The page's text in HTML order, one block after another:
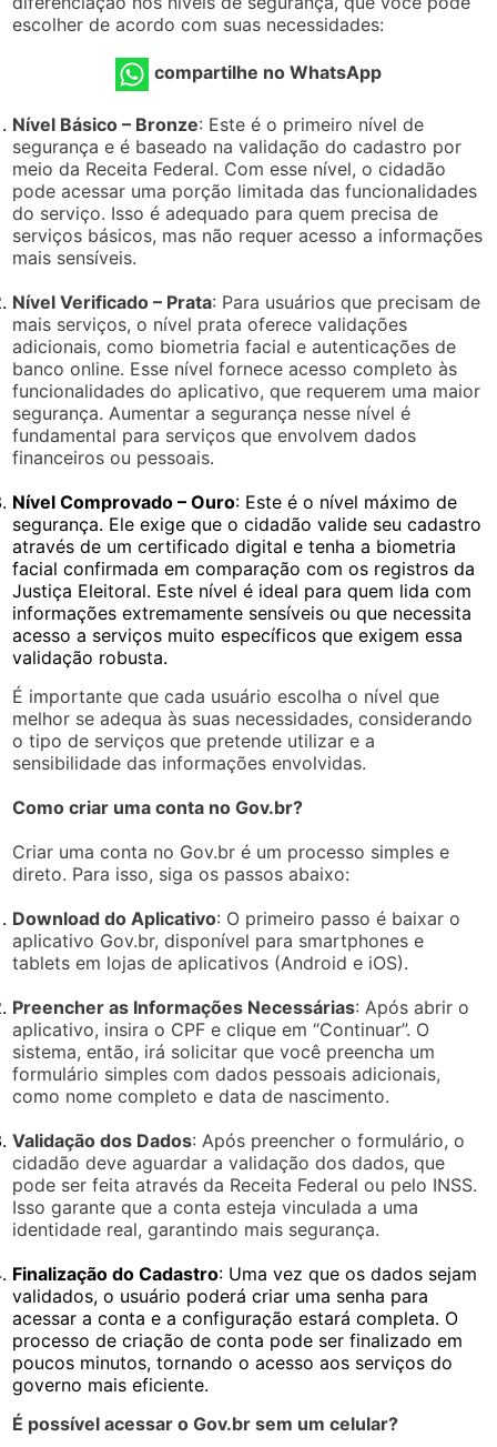
escolher de acordo com suas necessidades:
compartilhe no WhatsApp
Nível Básico – Bronze: Este é o primeiro nível de
segurança e é baseado na validação do cadastro por
meio da Receita Federal. Com esse nível, o cidadão
pode acessar uma porção limitada das funcionalidades
do serviço. Isso é adequado para quem precisa de
serviços básicos, mas não requer acesso a informações
mais sensíveis.
Nível Verificado – Prata: Para usuários que precisam de
mais serviços, o nível prata oferece validações
adicionais, como biometria facial e autenticações de
banco online. Esse nível fornece acesso completo às
funcionalidades do aplicativo, que requerem uma maior
segurança. Aumentar a segurança nesse nível é
fundamental para serviços que envolvem dados
financeiros ou pessoais.
Nível Comprovado – Ouro: Este é o nível máximo de
segurança. Ele exige que o cidadão valide seu cadastro
através de um certificado digital e tenha a biometria
facial confirmada em comparação com os registros da
Justiça Eleitoral. Este nível é ideal para quem lida com
informações extremamente sensíveis ou que necessita
acesso a serviços muito específicos que exigem essa
validação robusta.
É importante que cada usuário escolha o nível que
melhor se adequa às suas necessidades, considerando
o tipo de serviços que pretende utilizar e a
sensibilidade das informações envolvidas.
Como criar uma conta no Gov.br?
Criar uma conta no Gov.br é um processo simples e
direto. Para isso, siga os passos abaixo:
Download do Aplicativo: O primeiro passo é baixar o
aplicativo Gov.br, disponível para smartphones e
tablets em lojas de aplicativos (Android e iOS).
Preencher as Informações Necessárias: Após abrir o
aplicativo, insira o CPF e clique em “Continuar”. O
sistema, então, irá solicitar que você preencha um
formulário simples com dados pessoais adicionais,
como nome completo e data de nascimento.
Validação dos Dados: Após preencher o formulário, o
cidadão deve aguardar a validação dos dados, que
pode ser feita através da Receita Federal ou pelo INSS.
Isso garante que a conta esteja vinculada a uma
identidade real, garantindo mais segurança.
Finalização do Cadastro: Uma vez que os dados sejam
validados, o usuário poderá criar uma senha para
acessar a conta e a configuração estará completa. O
processo de criação de conta pode ser finalizado em
poucos minutos, tornando o acesso aos serviços do
governo mais eficiente.
É possível acessar o Gov.br sem um celular?